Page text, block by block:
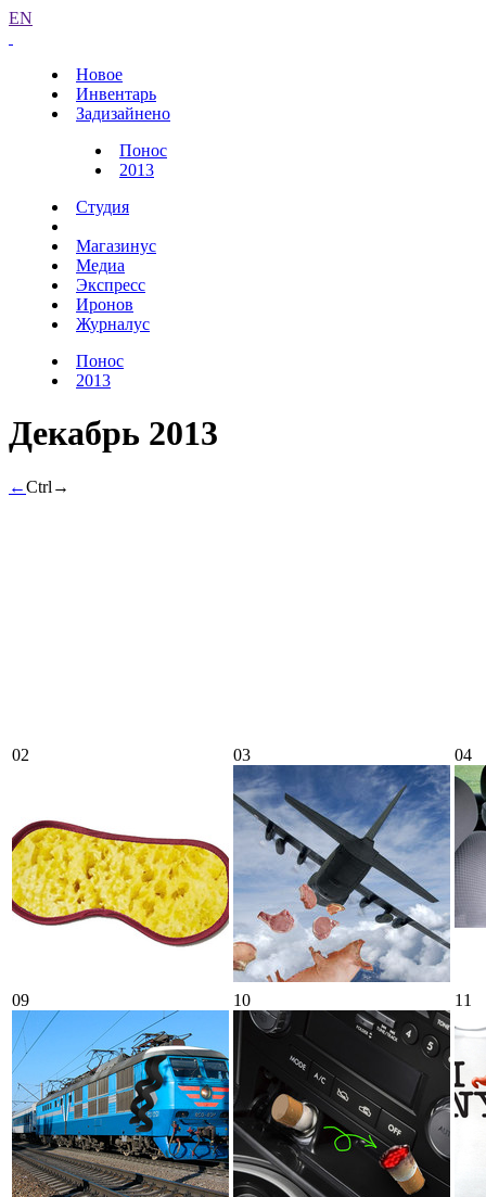
EN
Новое
Инвентарь
Задизайнено
Понос
2013
Студия
Магазинус
Медиа
Экспресс
Иронов
Журналус
Понос
2013
Декабрь 2013
←Ctrl →
02 03 04
09 10 11